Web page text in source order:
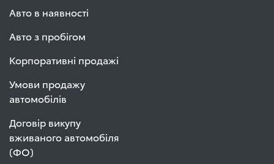
Авто в наявності
Авто з пробігом
Корпоративні продажі
Умови продажу
автомобілів
Договір викупу
вживаного автомобіля
(ФО)